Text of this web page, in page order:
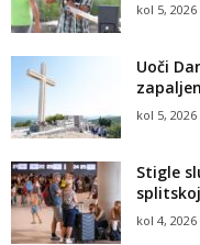
kol 5, 2026
Uoči
kol 5, 2026
Stigle
kol 4, 2026